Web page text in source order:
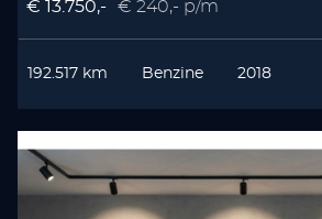
€ 13.750,- € 240,- p/m
192.517 km Benzine 2018